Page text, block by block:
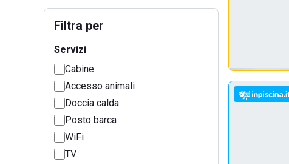
Filtra per
Servizi
Cabine
Accesso animali
Doccia calda
Posto barca
WiFi
TV